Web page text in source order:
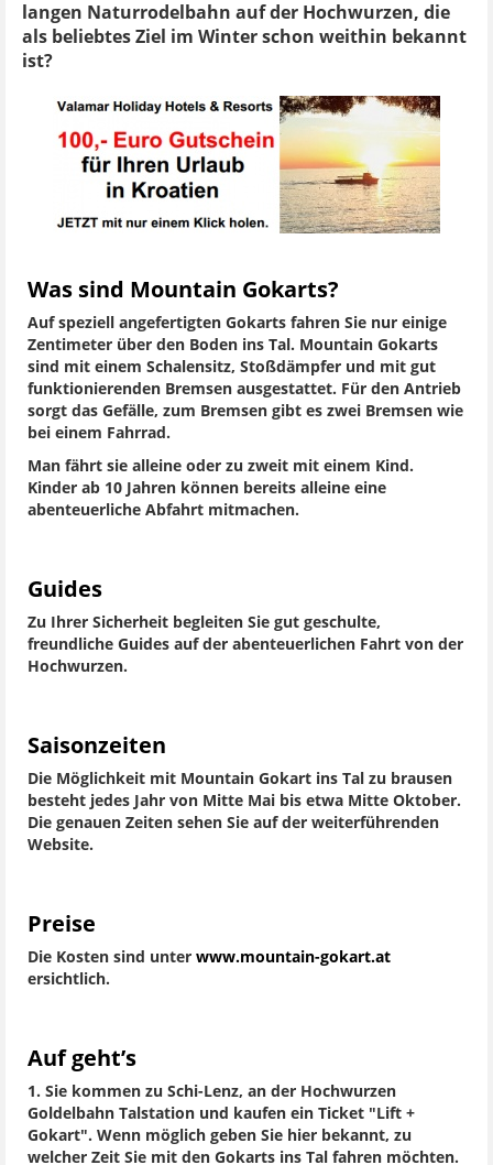
langen Naturrodelbahn auf der Hochwurzen, die
als beliebtes Ziel im Winter schon weithin bekannt
ist?
Was sind Mountain Gokarts?
Auf speziell angefertigten Gokarts fahren Sie nur einige
Zentimeter über den Boden ins Tal. Mountain Gokarts
sind mit einem Schalensitz, Stoßdämpfer und mit gut
funktionierenden Bremsen ausgestattet. Für den Antrieb
sorgt das Gefälle, zum Bremsen gibt es zwei Bremsen wie
bei einem Fahrrad.
Man fährt sie alleine oder zu zweit mit einem Kind.
Kinder ab 10 Jahren können bereits alleine eine
abenteuerliche Abfahrt mitmachen.
Guides
Zu Ihrer Sicherheit begleiten Sie gut geschulte,
freundliche Guides auf der abenteuerlichen Fahrt von der
Hochwurzen.
Saisonzeiten
Die Möglichkeit mit Mountain Gokart ins Tal zu brausen
besteht jedes Jahr von Mitte Mai bis etwa Mitte Oktober.
Die genauen Zeiten sehen Sie auf der weiterführenden
Website.
Preise
Die Kosten sind unter www.mountain-gokart.at
ersichtlich.
Auf geht’s
1. Sie kommen zu Schi-Lenz, an der Hochwurzen
Goldelbahn Talstation und kaufen ein Ticket "Lift +
Gokart". Wenn möglich geben Sie hier bekannt, zu
welcher Zeit Sie mit den Gokarts ins Tal fahren möchten.